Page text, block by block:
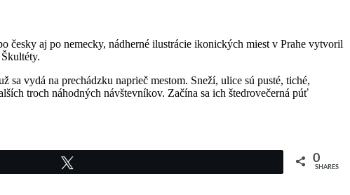
česky aj po nemecky, nádherné ilustrácie ikonických miest v Prahe vytvoril
vydá na prechádzku naprieč mestom. Sneží, ulice sú pusté, tiché,
troch náhodných návštevníkov. Začína sa ich štedrovečerná púť
0
SHARES